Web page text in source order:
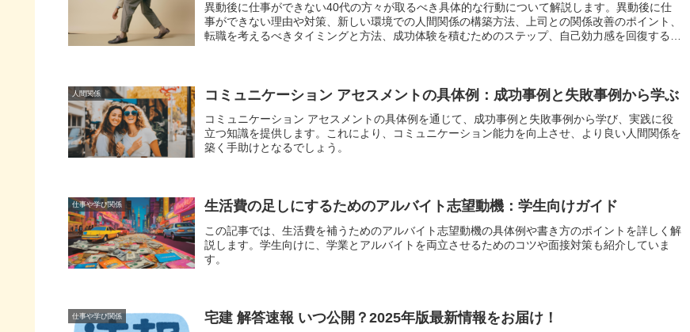
異動後に仕事ができない40代の方々が取るべき具体的な行動について解説します。異動後に仕
事ができない理由や対策、新しい環境での人間関係の構築方法、上司との関係改善のポイント、
転職を考えるべきタイミングと方法、成功体験を積むためのステップ、自己効力感を回復する方
人間関係 コミュニケーション アセスメントの具体例：成功事例と失敗事例から学ぶ
コミュニケーション アセスメントの具体例を通じて、成功事例と失敗事例から学び、実践に役
立つ知識を提供します。これにより、コミュニケーション能力を向上させ、より良い人間関係を
築く手助けとなるでしょう。
仕事や学び関係 生活費の足しにするためのアルバイト志望動機：学生向けガイド
この記事では、生活費を補うためのアルバイト志望動機の具体例や書き方のポイントを詳しく解
説します。学生向けに、学業とアルバイトを両立させるためのコツや面接対策も紹介していま
す。
仕事や学び関係 宅建 解答速報 いつ公開？2025年版最新情報をお届け！